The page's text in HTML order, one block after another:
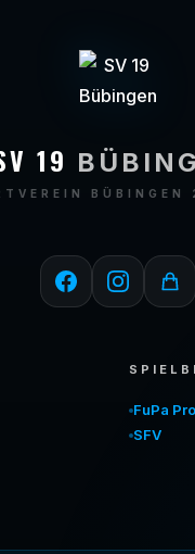
19
BÜBINGEN
FuPa
SFV